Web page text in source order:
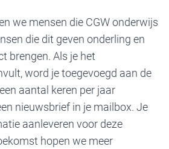
we mensen die CGW onderwijs
die dit geven onderling en
brengen. Als je het
word je toegevoegd aan de
aantal keren per jaar
nieuwsbrief in je mailbox. Je
aanleveren voor deze
hopen we meer